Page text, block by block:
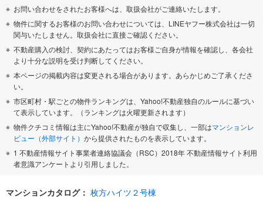
お問い合わせをされたお客様へは、取扱会社がご連絡いたします。
物件に関するお客様のお問い合わせについては、LINEヤフー株式会社は一切
関与いたしません。取扱会社に直接ご確認ください。
不動産購入の検討、契約にあたってはお客様ご自身が情報を確認し、各会社
より十分な説明を受け判断してください。
本ページの掲載内容は変更される場合があります。あらかじめご了承くださ
い。
市区町村・駅ごとの物件ランキングは、Yahoo!不動産独自のルールに基づい
て表示しています。（ランキングは火曜更新されます）
物件クチコミ情報は主にYahoo!不動産が独自で収集し、一部はマンションレ
ビュー（外部サイト） から提供されたものを表示しています。
1 不動産情報サイト事業者連絡協議会（RSC）2018年 不動産情報サイト利用
者意識アンケートより引用しました。
マンションカタログ： 枚方ハイツ２号棟